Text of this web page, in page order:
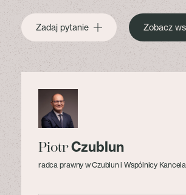
Zadaj pytanie Zobacz
PiotrCzublun
radca prawny w Czublun i Wspólnicy